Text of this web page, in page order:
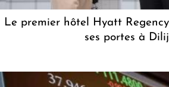
Le premier hôtel Hyatt
ses portes à